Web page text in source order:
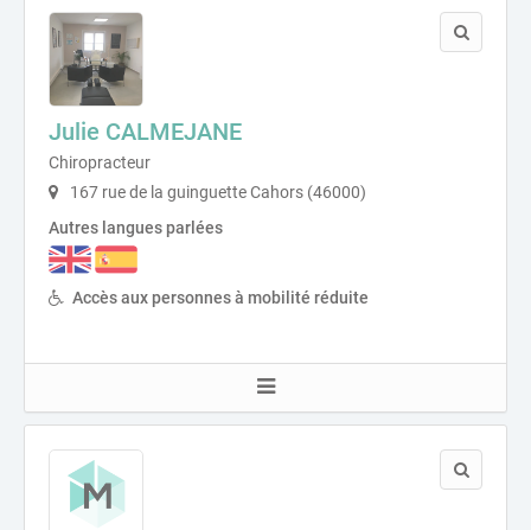
Julie CALMEJANE
Chiropracteur
167 rue de la guinguette Cahors (46000)
Autres langues parlées
Accès aux personnes à mobilité réduite